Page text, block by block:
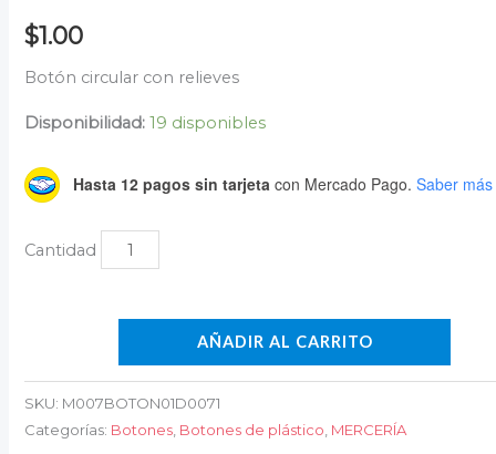
$1.00
Botón circular con relieves
Disponibilidad: 19 disponibles
Hasta 12 pagos sin tarjeta con Mercado Pago. Saber más
AÑADIR AL CARRITO
SKU: M007BOTON01D0071
Categorías: Botones Botones de plástico MERCERÍA